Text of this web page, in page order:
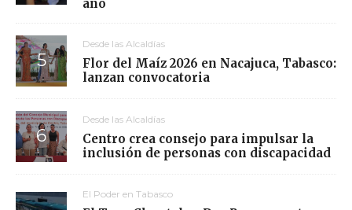
año
Desde las Alcaldías
Flor del Maíz 2026 en Nacajuca, Tabasco:
lanzan convocatoria
Desde las Alcaldías
Centro crea consejo para impulsar la
inclusión de personas con discapacidad
El Poder en Tabasco